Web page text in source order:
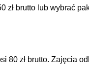
brutto lub wybrać
80 zł brutto. Zajęcia